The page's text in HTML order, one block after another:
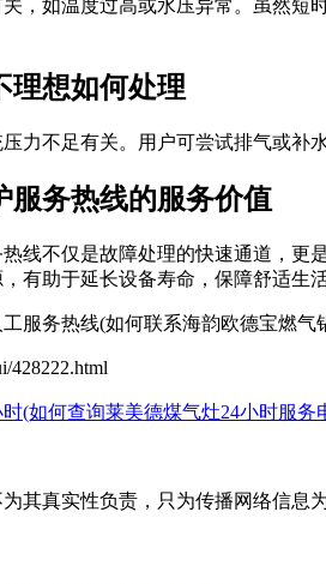
，如温度过高或水压异常。虽然
理想如何处理
力不足有关。用户可尝试排气或补
服务热线的服务价值
线不仅是故障处理的快速通道，
有助于延长设备寿命，保障舒适生活
服务热线(如何联系海韵欧德宝燃气
428222.html
(如何查询莱美德煤气灶24小时服务
其真实性负责，只为传播网络信息